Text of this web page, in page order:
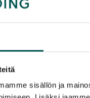
sisällön ja